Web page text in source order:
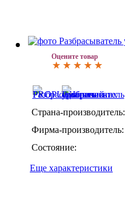
Оцените товар
Страна-производитель:
Фирма-производитель:
Состояние:
Еще характеристики